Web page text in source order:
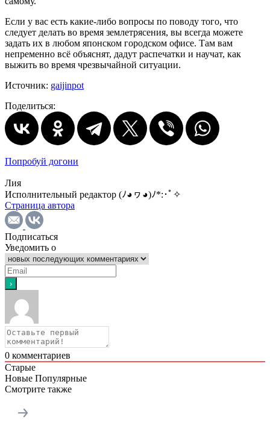
Если у вас есть какие-либо вопросы по поводу того, что
следует делать во время землетрясения, вы всегда можете
задать их в любом японском городском офисе. Там вам
непременно всё объяснят, дадут распечатки и научат, как
выжить во время чрезвычайной ситуации.
Источник: gaijinpot
Поделиться:
Попробуй догони
Лия
Исполнительный редактор (ﾉ◕ヮ◕)ﾉ*:･ﾟ✧
Страница автора
Подписаться
Уведомить о
0 комментариев
Старые
Новые Популярные
Смотрите также